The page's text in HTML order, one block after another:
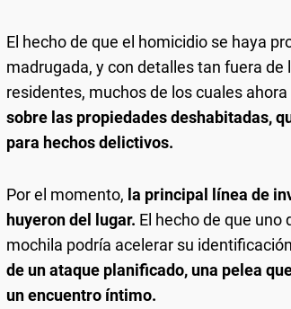
El hecho de que el homicidio se haya
madrugada, y con detalles tan fuera
residentes, muchos de los cuales
sobre las propiedades deshabitadas,
para hechos delictivos.
Por el momento, la principal línea de
huyeron del lugar. El hecho de que uno
mochila podría acelerar su
de un ataque planificado, una pelea
un encuentro íntimo.